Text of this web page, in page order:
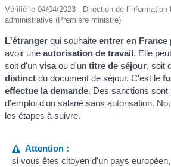
Vérifié le 04/04/2023 - Direction de l'information
administrative (Première ministre)
L'étranger qui souhaiteentrer en France
avoir uneautorisation de travail. Elle
soit d'unvisaou d'untitre de séjour, soit
distinct du document de séjour. C'est le
effectue la demande. Des sanctions sont
d'emploi d'un salarié sans autorisation.
les étapes à suivre.
Attention :
si vous êtes citoyen d'un pays européen